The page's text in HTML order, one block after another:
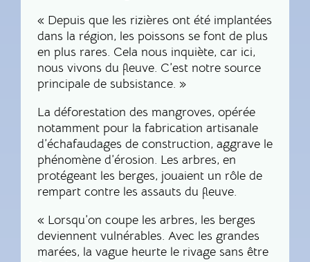
« Depuis que les rizières ont été implantées
dans la région, les poissons se font de plus
en plus rares. Cela nous inquiète, car ici,
nous vivons du fleuve. C’est notre source
principale de subsistance. »
La déforestation des mangroves, opérée
notamment pour la fabrication artisanale
d’échafaudages de construction, aggrave le
phénomène d’érosion. Les arbres, en
protégeant les berges, jouaient un rôle de
rempart contre les assauts du fleuve.
« Lorsqu’on coupe les arbres, les berges
deviennent vulnérables. Avec les grandes
marées, la vague heurte le rivage sans être